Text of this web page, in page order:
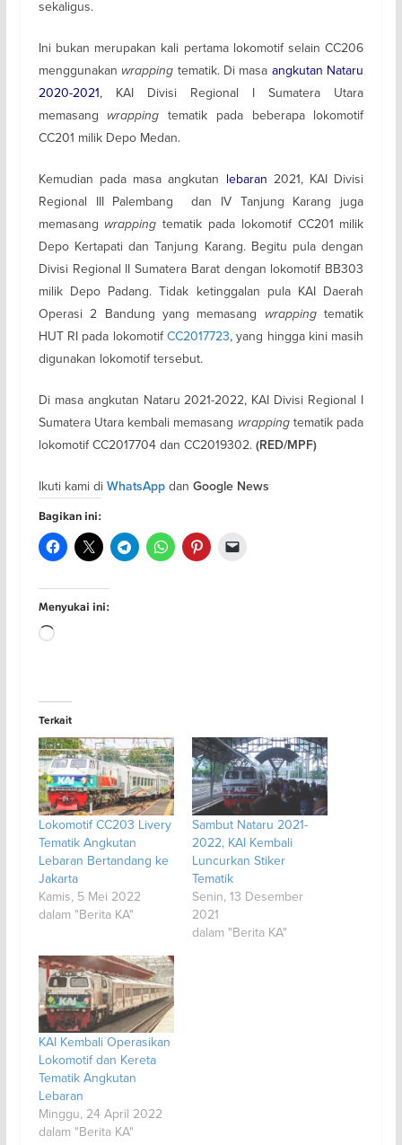
sekaligus.
Ini bukan merupakan kali pertama lokomotif selain CC206
menggunakan wrapping tematik. Di masa angkutan Nataru
2020-2021, KAI Divisi Regional I Sumatera Utara
memasang wrapping tematik pada beberapa lokomotif
CC201 milik Depo Medan.
Kemudian pada masa angkutan lebaran 2021, KAI Divisi
Regional III Palembang dan IV Tanjung Karang juga
memasang wrapping tematik pada lokomotif CC201 milik
Depo Kertapati dan Tanjung Karang. Begitu pula dengan
Divisi Regional II Sumatera Barat dengan lokomotif BB303
milik Depo Padang. Tidak ketinggalan pula KAI Daerah
Operasi 2 Bandung yang memasang wrappingtematik
HUT RI pada lokomotifCC2017723, yang hingga kini masih
digunakan lokomotif tersebut.
Di masa angkutan Nataru 2021-2022, KAI Divisi Regional I
Sumatera Utara kembali memasang wrappingtematik pada
lokomotif CC2017704 dan CC2019302. (RED/MPF)
Ikuti kami di WhatsAppdan Google News
Bagikan ini:
Menyukai ini:
Memuat...
Terkait
Lokomotif CC203 Livery
Tematik Angkutan
Lebaran Bertandang ke
Jakarta
Kamis, 5 Mei 2022
dalam "Berita KA"
Sambut Nataru 2021-
2022, KAI Kembali
Luncurkan Stiker
Tematik
Senin, 13 Desember
2021
dalam "Berita KA"
KAI Kembali Operasikan
Lokomotif dan Kereta
Tematik Angkutan
Lebaran
Minggu, 24 April 2022
dalam "Berita KA"